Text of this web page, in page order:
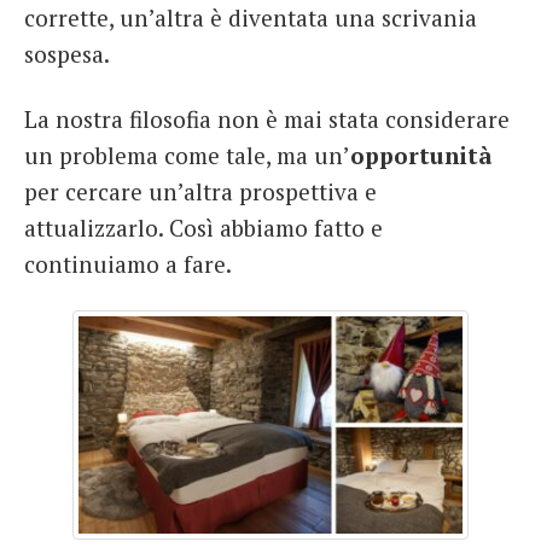
corrette, un’altra è diventata una scrivania
sospesa.
La nostra filosofia non è mai stata considerare
un problema come tale, ma un’opportunità
per cercare un’altra prospettiva e
attualizzarlo. Così abbiamo fatto e
continuiamo a fare.